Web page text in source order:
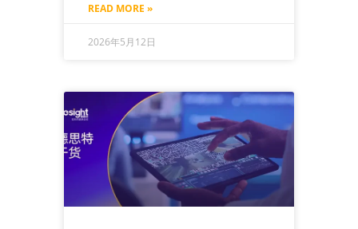
READ MORE »
2026年5月12日